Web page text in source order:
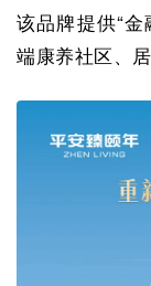
该品牌提供“
端康养社区、